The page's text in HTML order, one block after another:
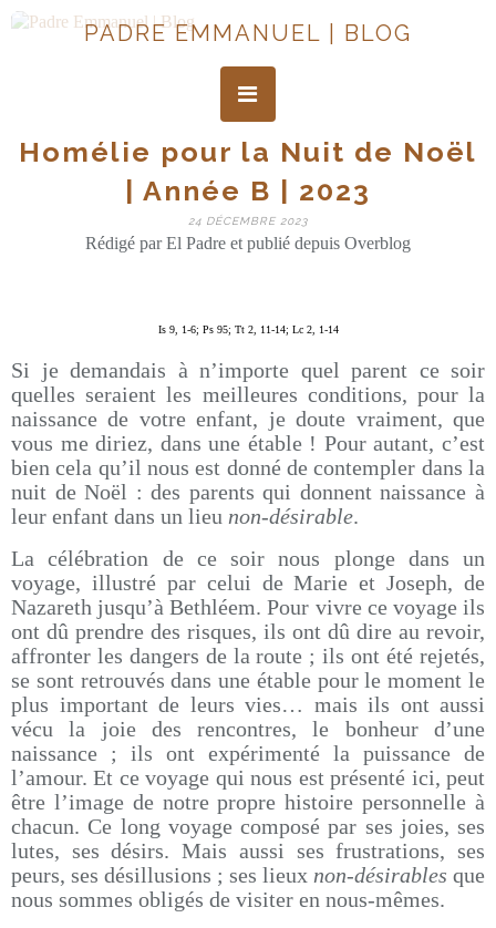
PADRE EMMANUEL | BLOG
Homélie pour la Nuit de Noël
| Année B | 2023
24 DÉCEMBRE 2023
Rédigé par El Padre et publié depuis Overblog
Is 9, 1-6; Ps 95; Tt 2, 11-14; Lc 2, 1-14
Si je demandais à n’importe quel parent ce soir
quelles seraient les meilleures conditions, pour la
naissance de votre enfant, je doute vraiment, que
vous me diriez, dans une étable ! Pour autant, c’est
bien cela qu’il nous est donné de contempler dans la
nuit de Noël : des parents qui donnent naissance à
leur enfant dans un lieu non-désirable.
La célébration de ce soir nous plonge dans un
voyage, illustré par celui de Marie et Joseph, de
Nazareth jusqu’à Bethléem. Pour vivre ce voyage ils
ont dû prendre des risques, ils ont dû dire au revoir,
affronter les dangers de la route ; ils ont été rejetés,
se sont retrouvés dans une étable pour le moment le
plus important de leurs vies… mais ils ont aussi
vécu la joie des rencontres, le bonheur d’une
naissance ; ils ont expérimenté la puissance de
l’amour. Et ce voyage qui nous est présenté ici, peut
être l’image de notre propre histoire personnelle à
chacun. Ce long voyage composé par ses joies, ses
lutes, ses désirs. Mais aussi ses frustrations, ses
peurs, ses désillusions ; ses lieux non-désirables que
nous sommes obligés de visiter en nous-mêmes.